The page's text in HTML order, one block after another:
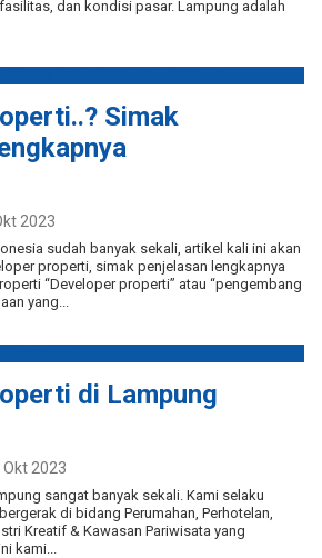
dan kondisi pasar. Lampung adalah
Simak
2023
sudah banyak sekali, artikel kali ini akan
properti, simak penjelasan lengkapnya
“Developer properti” atau “pengembang
yang...
di Lampung
2023
sangat banyak sekali. Kami selaku
di bidang Perumahan, Perhotelan,
Kreatif & Kawasan Pariwisata yang
kami...